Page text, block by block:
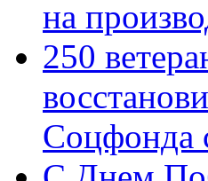
на
250
Соцфонда